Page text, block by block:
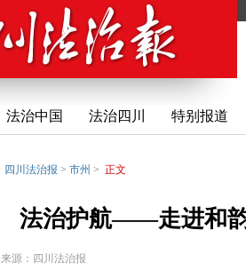
法治中国 法治四川 特别报道
四川法治报 > 市州 > 正文
法治护航——走进和
来源： 四川法治报